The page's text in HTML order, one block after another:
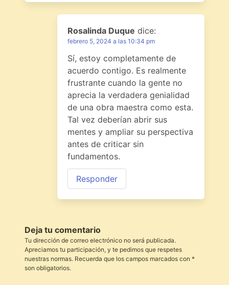
Rosalinda Duque dice:
febrero 5, 2024 a las 10:34 pm
Sí, estoy completamente de
acuerdo contigo. Es realmente
frustrante cuando la gente no
aprecia la verdadera genialidad
de una obra maestra como esta.
Tal vez deberían abrir sus
mentes y ampliar su perspectiva
antes de criticar sin
fundamentos.
Responder
Deja tu comentario
Tu dirección de correo electrónico no será publicada.
Apreciamos tu participación, y te pedimos que respetes
nuestras normas. Recuerda que los campos marcados con *
son obligatorios.